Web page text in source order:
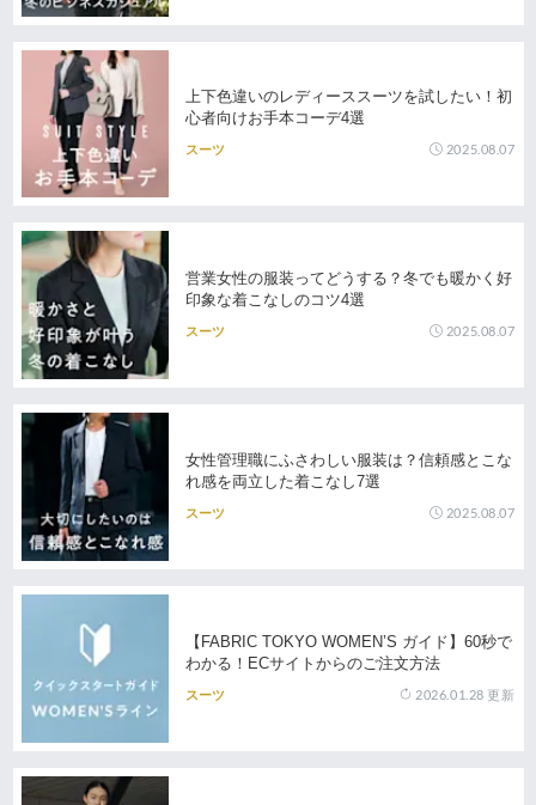
上下色違いのレディーススーツを試したい！初
心者向けお手本コーデ4選
スーツ 2025.08.07
営業女性の服装ってどうする？冬でも暖かく好
印象な着こなしのコツ4選
スーツ 2025.08.07
女性管理職にふさわしい服装は？信頼感とこな
れ感を両立した着こなし7選
スーツ 2025.08.07
【FABRIC TOKYO WOMEN’S ガイド】60秒で
わかる！ECサイトからのご注文方法
スーツ 2026.01.28 更新